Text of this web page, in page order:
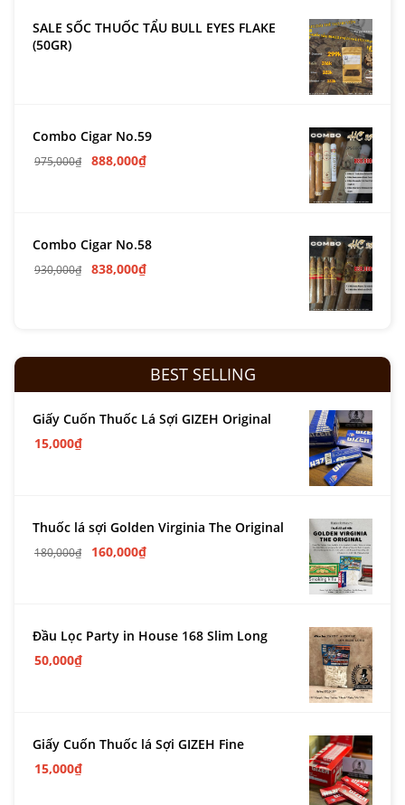
SALE SỐC THUỐC TẨU BULL EYES FLAKE
(50GR)
Combo Cigar No.59
975,000₫ 888,000₫
Combo Cigar No.58
930,000₫ 838,000₫
BEST SELLING
Giấy Cuốn Thuốc Lá Sợi GIZEH Original
15,000₫
Thuốc lá sợi Golden Virginia The Original
180,000₫ 160,000₫
Đầu Lọc Party in House 168 Slim Long
50,000₫
Giấy Cuốn Thuốc lá Sợi GIZEH Fine
15,000₫